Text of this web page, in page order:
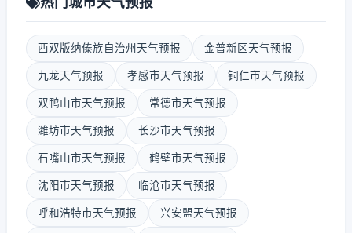
西双版纳傣族自治州天气预报 金普新区天气预报
九龙天气预报 孝感市天气预报 铜仁市天气预报
双鸭山市天气预报 常德市天气预报
潍坊市天气预报 长沙市天气预报
石嘴山市天气预报 鹤壁市天气预报
沈阳市天气预报 临沧市天气预报
呼和浩特市天气预报 兴安盟天气预报